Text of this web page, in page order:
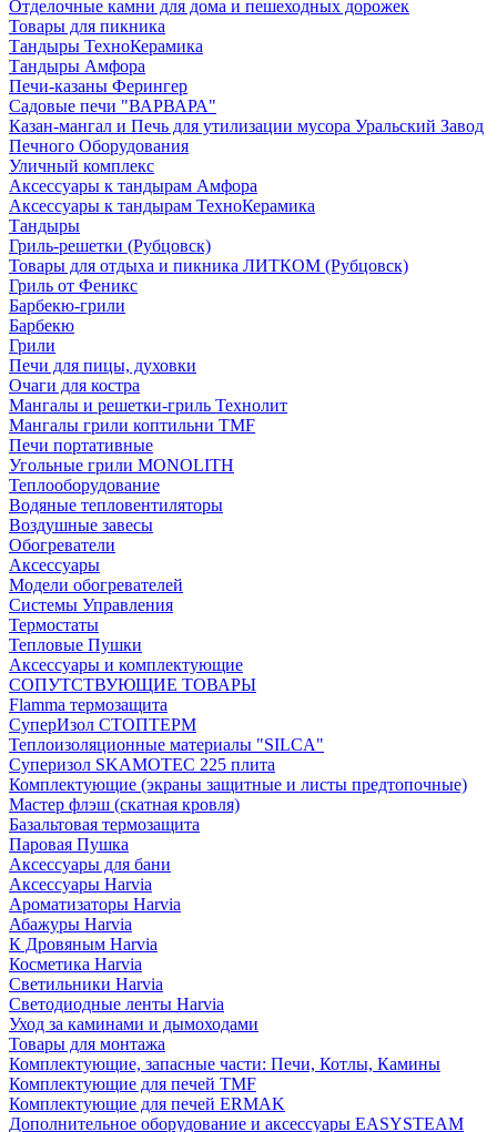
Отделочные камни для дома и пешеходных дорожек
Товары для пикника
Тандыры ТехноКерамика
Тандыры Амфора
Печи-казаны Ферингер
Садовые печи "ВАРВАРА"
Казан-мангал и Печь для утилизации мусора Уральский Завод
Печного Оборудования
Уличный комплекс
Аксессуары к тандырам Амфора
Аксессуары к тандырам ТехноКерамика
Тандыры
Гриль-решетки (Рубцовск)
Товары для отдыха и пикника ЛИТКОМ (Рубцовск)
Гриль от Феникс
Барбекю-грили
Барбекю
Грили
Печи для пицы, духовки
Очаги для костра
Мангалы и решетки-гриль Технолит
Мангалы грили коптильни TMF
Печи портативные
Угольные грили MONOLITH
Теплооборудование
Водяные тепловентиляторы
Воздушные завесы
Обогреватели
Аксессуары
Модели обогревателей
Системы Управления
Термостаты
Тепловые Пушки
Аксессуары и комплектующие
СОПУТСТВУЮЩИЕ ТОВАРЫ
Flamma термозащита
СуперИзол СТОПТЕРМ
Теплоизоляционные материалы "SILCA"
Суперизол SKAMOTEC 225 плита
Комплектующие (экраны защитные и листы предтопочные)
Мастер флэш (скатная кровля)
Базальтовая термозащита
Паровая Пушка
Аксессуары для бани
Аксессуары Harvia
Ароматизаторы Harvia
Абажуры Harvia
К Дровяным Harvia
Косметика Harvia
Светильники Harvia
Светодиодные ленты Harvia
Уход за каминами и дымоходами
Товары для монтажа
Комплектующие, запасные части: Печи, Котлы, Камины
Комплектующие для печей TMF
Комплектующие для печей ERMAK
Дополнительное оборудование и аксессуары EASYSTEAM